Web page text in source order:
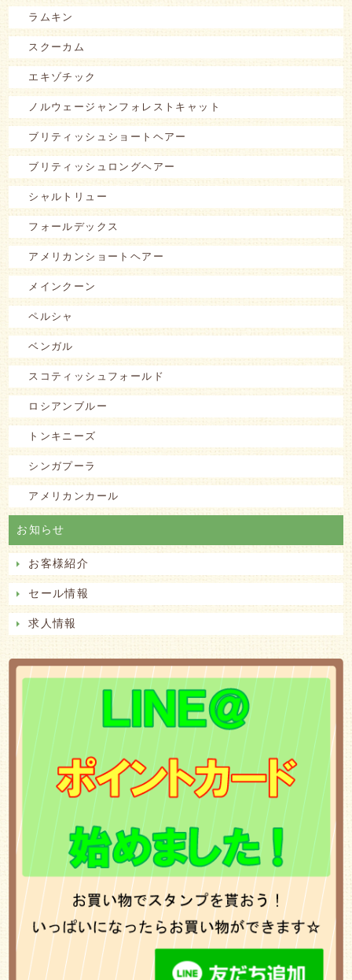
ラムキン
スクーカム
エキゾチック
ノルウェージャンフォレストキャット
ブリティッシュショートヘアー
ブリティッシュロングヘアー
シャルトリュー
フォールデックス
アメリカンショートヘアー
メインクーン
ペルシャ
ベンガル
スコティッシュフォールド
ロシアンブルー
トンキニーズ
シンガプーラ
アメリカンカール
お知らせ
お客様紹介
セール情報
求人情報